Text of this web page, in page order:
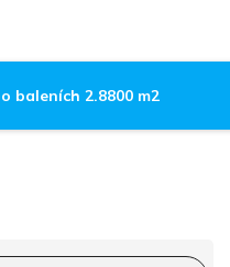
baleních 2.8800 m2